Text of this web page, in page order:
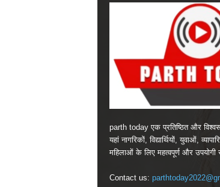
parth today एक प्रतिष्ठित और
यहां नागरिकों, विद्यार्थियों, युवाओं,
महिलाओं के लिए महत्वपूर्ण और उपयोगी
Contact us: